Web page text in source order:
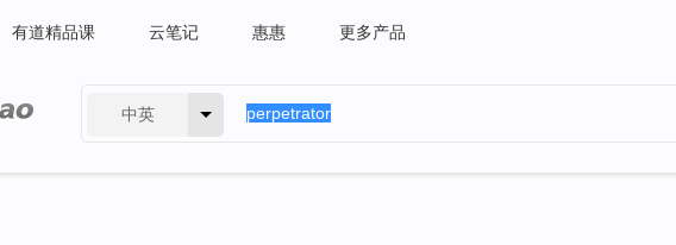
有道精品课 云笔记 惠惠 更多产品
中英